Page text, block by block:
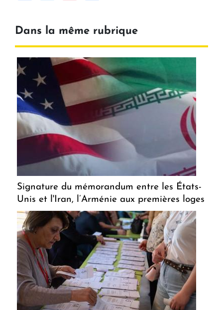
Dans la même rubrique
Signature du mémorandum entre les États-
Unis et l'Iran, l’Arménie aux premières loges